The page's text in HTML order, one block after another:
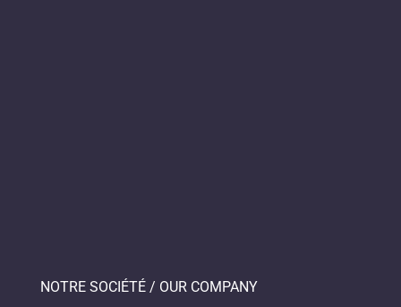
NOTRE SOCIÉTÉ / OUR COMPANY